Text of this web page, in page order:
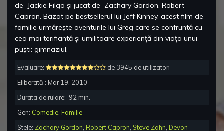
de
Jackie Filgo și jucat de Zachary Gordon, Robert
Capron. Bazat pe bestsellerul lui Jeff Kinney, acest film de
familie urmărește aventurile lui Greg care se confruntă cu
cea mai terifiantă și umilitoare experiență din viața unui
puști: gimnaziul.
Evaluare:
de 3945 de utilizatori
Eliberată : Mar 19, 2010
Durata de rulare: 92 min.
Gen: Comedie Familie
Stele: Zachary Gordon Robert Capron Steve Zahn Devon